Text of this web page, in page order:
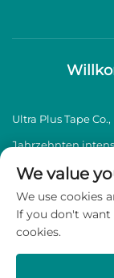
Ultra Plus Tape
Jahrzehnten
und spezialisiert
hochwertigen
We value
We use cookies
If you don't want
cookies.